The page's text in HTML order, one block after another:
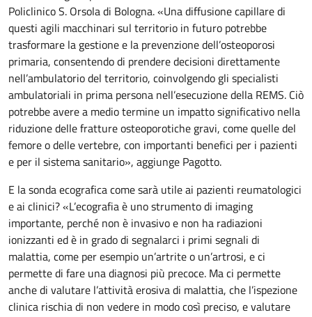
Policlinico S. Orsola di Bologna. «Una diffusione capillare di
questi agili macchinari sul territorio in futuro potrebbe
trasformare la gestione e la prevenzione dell’osteoporosi
primaria, consentendo di prendere decisioni direttamente
nell’ambulatorio del territorio, coinvolgendo gli specialisti
ambulatoriali in prima persona nell’esecuzione della REMS. Ciò
potrebbe avere a medio termine un impatto significativo nella
riduzione delle fratture osteoporotiche gravi, come quelle del
femore o delle vertebre, con importanti benefici per i pazienti
e per il sistema sanitario», aggiunge Pagotto.
E la sonda ecografica come sarà utile ai pazienti reumatologici
e ai clinici? «L’ecografia è uno strumento di imaging
importante, perché non è invasivo e non ha radiazioni
ionizzanti ed è in grado di segnalarci i primi segnali di
malattia, come per esempio un’artrite o un’artrosi, e ci
permette di fare una diagnosi più precoce. Ma ci permette
anche di valutare l’attività erosiva di malattia, che l’ispezione
clinica rischia di non vedere in modo così preciso, e valutare